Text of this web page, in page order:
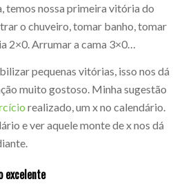
temos nossa primeira vitória do
o chuveiro, tomar banho, tomar
2×0. Arrumar a cama 3×0…
pequenas vitórias, isso nos dá
muito gostoso. Minha sugestão
realizado, um x no calendário.
e ver aquele monte de x nos dá
excelente